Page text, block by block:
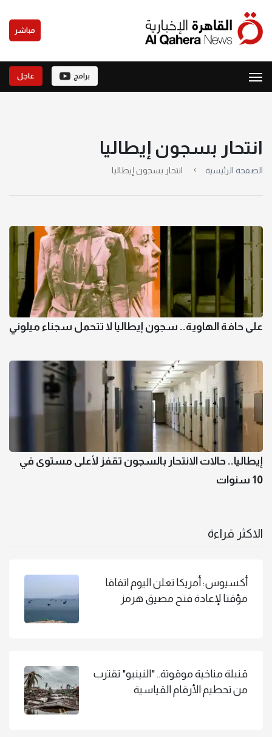
مباشر
برامج عاجل
انتحار بسجون إيطاليا
الصفحة الرئيسية انتحار بسجون إيطاليا
على حافة الهاوية.. سجون إيطاليا لا تتحمل سجناء ميلوني
إيطاليا.. حالات الانتحار بالسجون تقفز لأعلى مستوى في
10 سنوات
الاكثر قراءة
أكسيوس: أمريكا تعلن اليوم اتفاقا
مؤقتا لإعادة فتح مضيق هرمز
قنبلة مناخية موقوتة.. "النينيو" تقترب
من تحطيم الأرقام القياسية